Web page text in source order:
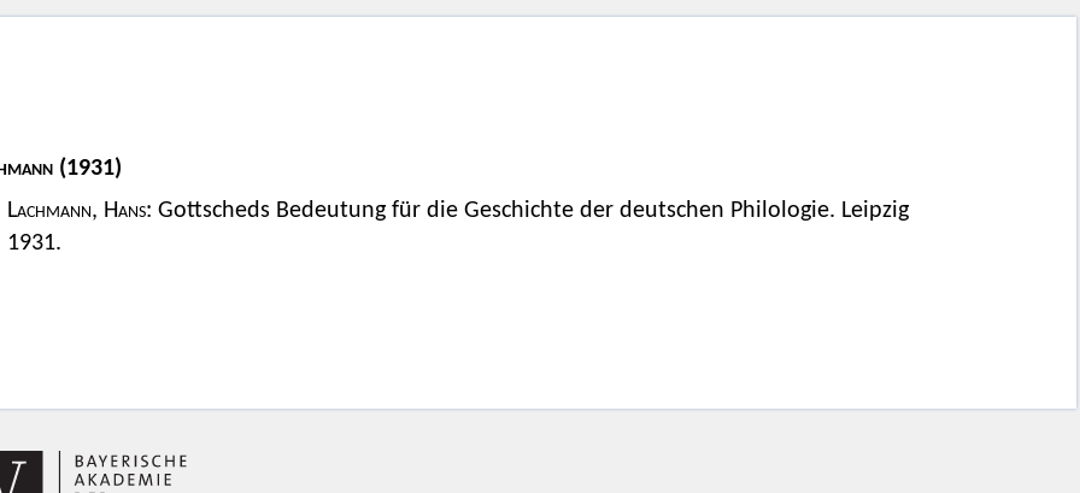
(1931)
Lachmann, Hans: Gottscheds Bedeutung für die Geschichte der deutschen Philologie. Leipzig
1931.